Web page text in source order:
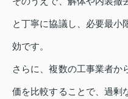
と丁寧に協議し、必要最小
効です。
さらに、複数の工事業者か
価を比較することで、過剰